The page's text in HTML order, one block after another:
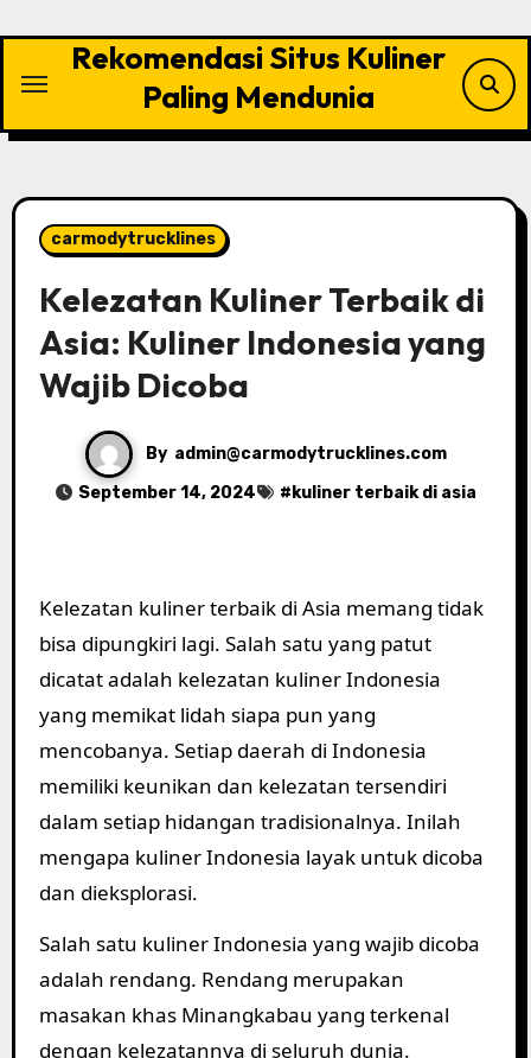
content
Rekomendasi Situs Kuliner
Paling Mendunia
carmodytrucklines
Kelezatan Kuliner Terbaik di
Asia: Kuliner Indonesia yang
Wajib Dicoba
By admin@carmodytrucklines.com
September 14, 2024
# kuliner terbaik di asia
Kelezatan kuliner terbaik di Asia memang tidak
bisa dipungkiri lagi. Salah satu yang patut
dicatat adalah kelezatan kuliner Indonesia
yang memikat lidah siapa pun yang
mencobanya. Setiap daerah di Indonesia
memiliki keunikan dan kelezatan tersendiri
dalam setiap hidangan tradisionalnya. Inilah
mengapa kuliner Indonesia layak untuk dicoba
dan dieksplorasi.
Salah satu kuliner Indonesia yang wajib dicoba
adalah rendang. Rendang merupakan
masakan khas Minangkabau yang terkenal
dengan kelezatannya di seluruh dunia.